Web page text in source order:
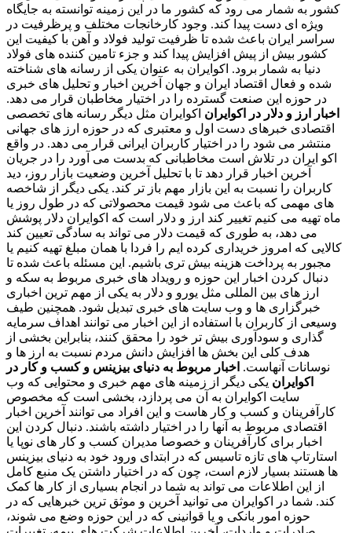
کشور به شمار می رود که کشور ما در این زمینه توانسته به جایگاه
ویژه ای دست پیدا کند. وجود کارخانجات مختلف و پرظرفیت در
سراسر ایران باعث شده تا ظرفیت تولید فولاد و آهن با کیفیت این
کشور بیش از پیش افزایش پیدا کند و جزء تامین کننده های فولاد
دنیا به شمار برود. اکوایران به عنوان یکی از رسانه های شناخته
شده و فعال اقتصاد ایران و جهان آخرین اخبار و تحلیل های خبری
در حوزه این صنعت گسترده را در اختیار مخاطبان قرار می دهد.
اخبار ارز و دلار در اکوایران اکوایران مثل دیگر رسانه های تخصصی
اقتصادی خبرهای دست اول و معتبری که در حوزه ارز های جهانی
منتشر می شود را در اختیار کاربران ایرانی قرار می دهد. در واقع
اکو ایران در تلاش است مخاطبانی که بدست می آورد را در جریان
آخرین اخبار قرار دهد تا با تحلیل آخرین وضعیت بازار روز، دید
کاربران را نسبت به این بازار مهم باز تر کند. یکی دیگر از شاخصه
های مهمی که باعث می شود قیمت محصولاتی که در طول روز یا
ماه تهیه می کنیم تغییر کند ارز و دلار است که اکوایران دلار پوشش
می دهد، به طوری که قیمت دلار می تواند به سادگی تعیین کند
کالایی که امروز خریداری کرده ایم را فردا با همان مبلغ تهیه کنیم یا
مجبور به پرداخت هزینه بیش تری باشیم. این مسئله باعث شده تا
دنبال کردن اخبار این حوزه و رویداد های خبری مربوط به سکه و
ارز های بین المللی مثل یورو و دلار به یکی از مهم ترین اخباری
خبرگزاری ها و وب سایت های خبری تبدیل شود. همچنین طیف
وسیعی از کاربران با استفاده از این اخبار می توانند اهداف سرمایه
گذاری و سودآوری بیش تر خود را محقق کنند، بنابراین بخشی از
هدف کلی این بخش ها افزایش دانش مردم نسبت به ارز ها و
نوسانات آنهاست. اخبار مربوط به دنیای بیزینس و کسب و کار در
اکوایران یکی دیگر از زمینه های مهم خبری و محتوایی که وب
سایت اکوایران به آن می پردازد، بخشی است که مخصوص
کارآفرینان و کسب و کار هاست و این افراد می توانند آخرین اخبار
اقتصادی مربوط به آنها را در اختیار داشته باشند. دنبال کردن این
اخبار برای کارآفرینان و خصوصا مدیران کسب و کار های نوپا یا
استارتاپ های تازه تاسیس که در ابتدای ورود خود به دنیای بیزینس
ها هستند بسیار لازم است، چون که در اختیار داشتن یک منبع کامل
از این اطلاعات می تواند به شما در انجام بسیاری از کار ها کمک
کند. شما در اکوایران می توانید آخرین و موثق ترین خبرهایی که در
حوزه امور بانکی و یا قوانینی که در این حوزه وضع می شوند،